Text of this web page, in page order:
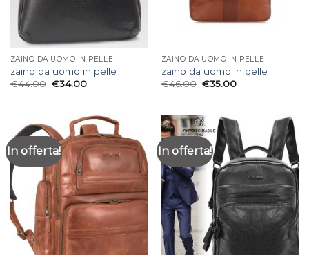
ZAINO DA UOMO IN PELLE
zaino da uomo in pelle
€44.00 €34.00
ZAINO DA UOMO IN PELLE
zaino da uomo in pelle
€46.00 €35.00
In offerta! In offerta!